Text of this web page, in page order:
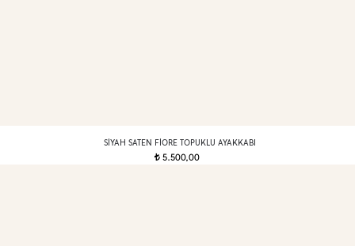
SIYAH SATEN FIORE TOPUKLU AYAKKABI
t5.500,00